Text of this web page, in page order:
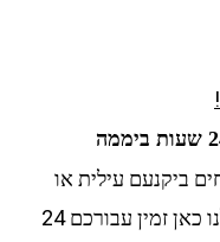
ביקנעם עילית או
בערים הקרובות בדחיפות, הצוות שלנו כאן זמין עבורכם 24